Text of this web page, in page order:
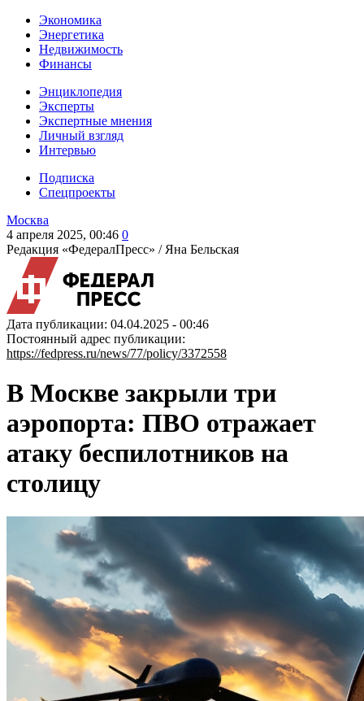
Экономика
Энергетика
Недвижимость
Финансы
Энциклопедия
Эксперты
Экспертные мнения
Личный взгляд
Интервью
Подписка
Спецпроекты
Москва
4 апреля 2025, 00:46 0
Редакция «ФедералПресс» / Яна Бельская
Дата публикации: 04.04.2025 - 00:46
Постоянный адрес публикации:
https://fedpress.ru/news/77/policy/3372558
В Москве закрыли три
аэропорта: ПВО отражает
атаку беспилотников на
столицу